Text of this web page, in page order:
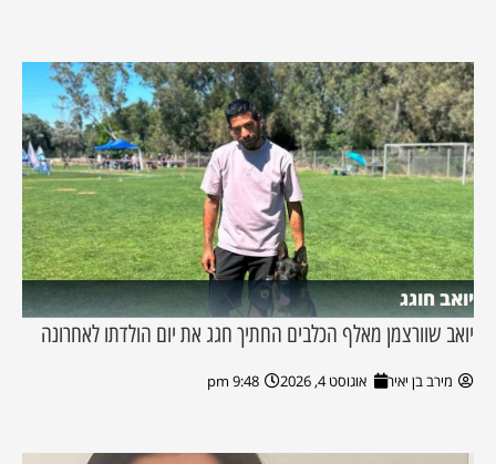
יואב חוגג
יואב שוורצמן מאלף הכלבים החתיך חגג את יום הולדתו לאחרונה
מירב בן יאיר אוגוסט 4, 2026 9:48 pm